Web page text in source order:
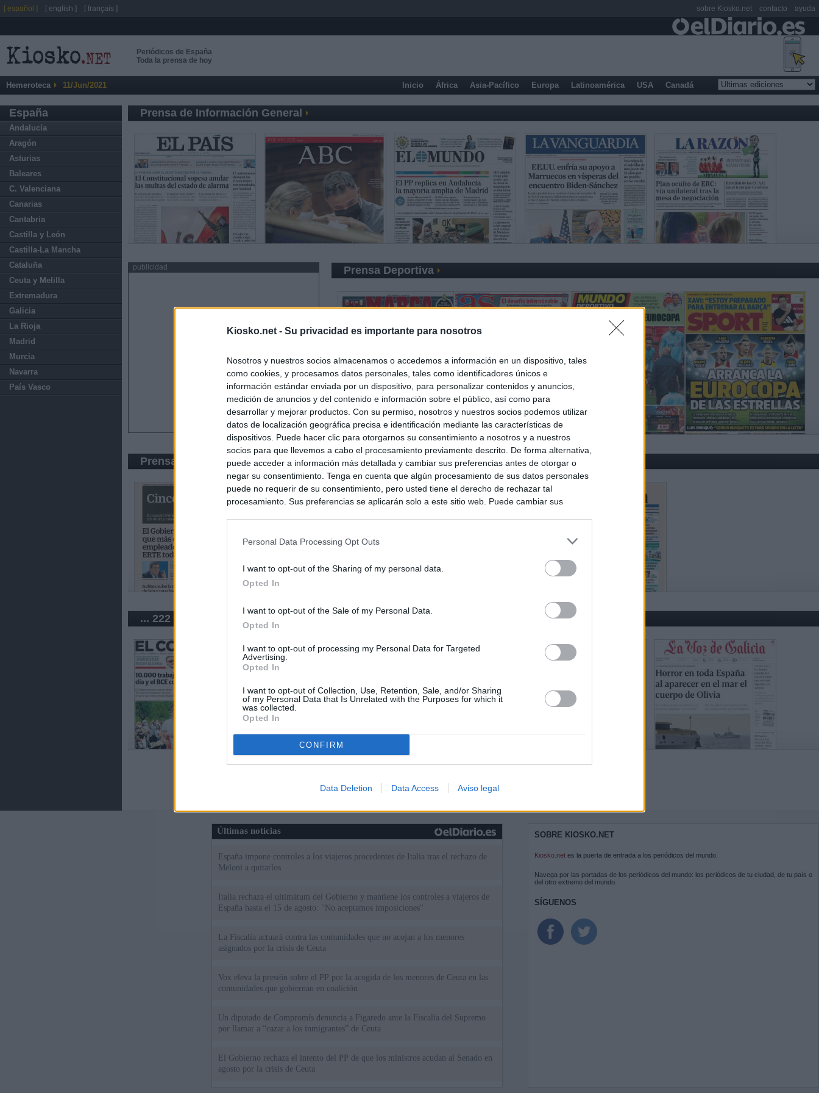
Kiosko.net - Su privacidad es importante para nosotros
Nosotros y nuestros socios almacenamos o accedemos a información en un dispositivo, tales
como cookies, y procesamos datos personales, tales como identificadores únicos e
información estándar enviada por un dispositivo, para personalizar contenidos y anuncios,
medición de anuncios y del contenido e información sobre el público, así como para
desarrollar y mejorar productos. Con su permiso, nosotros y nuestros socios podemos utilizar
datos de localización geográfica precisa e identificación mediante las características de
dispositivos. Puede hacer clic para otorgarnos su consentimiento a nosotros y a nuestros
socios para que llevemos a cabo el procesamiento previamente descrito. De forma alternativa,
puede acceder a información más detallada y cambiar sus preferencias antes de otorgar o
negar su consentimiento. Tenga en cuenta que algún procesamiento de sus datos personales
puede no requerir de su consentimiento, pero usted tiene el derecho de rechazar tal
procesamiento. Sus preferencias se aplicarán solo a este sitio web. Puede cambiar sus
Personal Data Processing Opt Outs
I want to opt-out of the Sharing of my personal data.
Opted In
I want to opt-out of the Sale of my Personal Data.
Opted In
I want to opt-out of processing my Personal Data for Targeted
Advertising.
Opted In
I want to opt-out of Collection, Use, Retention, Sale, and/or Sharing
of my Personal Data that Is Unrelated with the Purposes for which it
was collected.
Opted In
CONFIRM
Data Deletion Data Access Aviso legal
Periódicos de España
Toda la prensa de hoy
Hemeroteca 11/Jun/2021 Inicio África Asia-Pacífico Europa Latinoamérica USA Canadá
España
Andalucía
Aragón
Asturias
Baleares
C. Valenciana
Canarias
Cantabria
Castilla y León
Castilla-La Mancha
Cataluña
Ceuta y Melilla
Extremadura
Galicia
La Rioja
Madrid
Murcia
Navarra
País Vasco
Prensa de Información General
publicidad Prensa Deportiva
Prensa Económica
... 222 periódicos de España
Últimas noticias
España impone controles a los viajeros procedentes de Italia tras el rechazo de
Meloni a quitarlos
Italia rechaza el ultimátum del Gobierno y mantiene los controles a viajeros de
España hasta el 15 de agosto: "No aceptamos imposiciones"
La Fiscalía actuará contra las comunidades que no acojan a los menores
asignados por la crisis de Ceuta
Vox eleva la presión sobre el PP por la acogida de los menores de Ceuta en las
comunidades que gobiernan en coalición
Un diputado de Compromís denuncia a Figaredo ante la Fiscalía del Supremo
por llamar a “cazar a los inmigrantes” de Ceuta
El Gobierno rechaza el intento del PP de que los ministros acudan al Senado en
agosto por la crisis de Ceuta
SOBRE KIOSKO.NET
Kiosko.net es la puerta de entrada a los periódicos del mundo.
Navega por las portadas de los periódicos del mundo: los periódicos de tu ciudad, de tu país o
del otro extremo del mundo.
SÍGUENOS
[ español ] [ english ] [ français ] sobre Kiosko.net contacto ayuda